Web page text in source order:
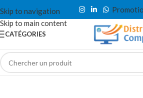
Skip to navigation
Skip to main content
CATÉGORIES